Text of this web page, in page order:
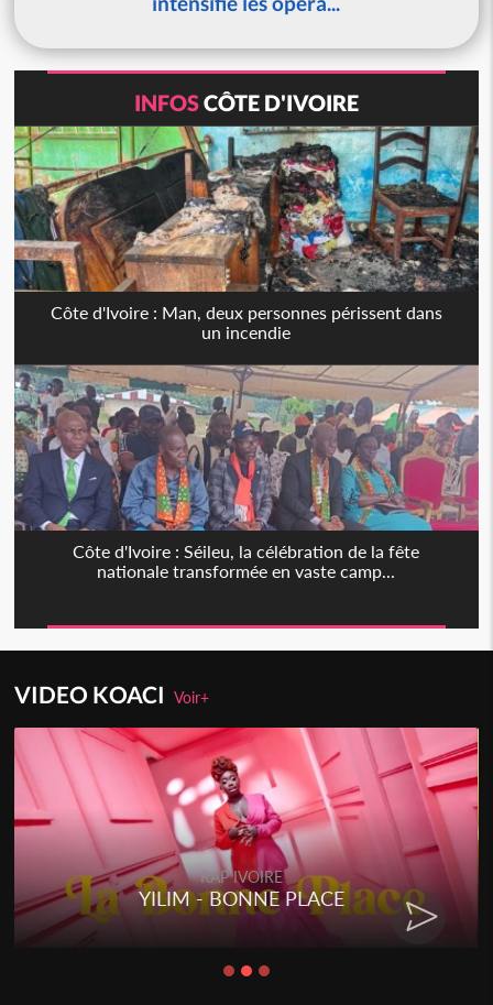
INFOSCÔTE D'IVOIRE
Côte d'Ivoire : Man, deux personnes périssent dans
un incendie
Côte d'Ivoire : Séileu, la célébration de la fête
nationale transformée en vaste camp...
VIDEO KOACIVoir+
RAP IVOIRE
YILIM - BONNE PLACE